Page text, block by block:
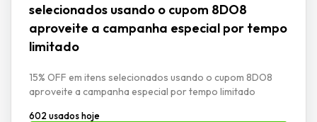
selecionados usando o cupom 8DO8
aproveite a campanha especial por tempo
limitado
15% OFF em itens selecionados usando o cupom 8DO8
aproveite a campanha especial por tempo limitado
602 usados hoje